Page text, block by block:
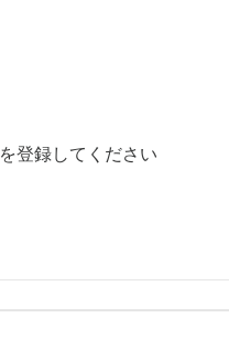
を登録してください